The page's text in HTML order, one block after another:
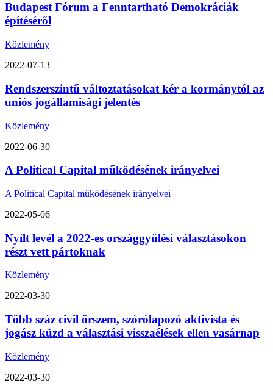
Budapest Fórum a Fenntartható Demokráciák
építéséről
Közlemény
2022-07-13
Rendszerszintű változtatásokat kér a kormánytól az
uniós jogállamisági jelentés
Közlemény
2022-06-30
A Political Capital működésének irányelvei
A Political Capital működésének irányelvei
2022-05-06
Nyílt levél a 2022-es országgyűlési választásokon
részt vett pártoknak
Közlemény
2022-03-30
Több száz civil őrszem, szórólapozó aktivista és
jogász küzd a választási visszaélések ellen vasárnap
Közlemény
2022-03-30